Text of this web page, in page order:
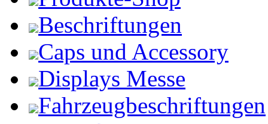
Beschriftungen
Caps und Accessory
Displays Messe
Fahrzeugbeschriftungen